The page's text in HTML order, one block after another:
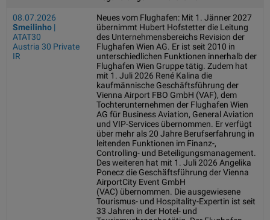
08.07.2026
Smeilinho |
ATAT30
Austria 30 Private
IR
Neues vom Flughafen: Mit 1. Jänner 2027
übernimmt Hubert Hofstetter die Leitung
des Unternehmensbereichs Revision der
Flughafen Wien AG. Er ist seit 2010 in
unterschiedlichen Funktionen innerhalb der
Flughafen Wien Gruppe tätig. Zudem hat
mit 1. Juli 2026 René Kalina die
kaufmännische Geschäftsführung der
Vienna Airport FBO GmbH (VAF), dem
Tochterunternehmen der Flughafen Wien
AG für Business Aviation, General Aviation
und VIP-Services übernommen. Er verfügt
über mehr als 20 Jahre Berufserfahrung in
leitenden Funktionen im Finanz-,
Controlling- und Beteiligungsmanagement.
Des weiteren hat mit 1. Juli 2026 Angelika
Ponecz die Geschäftsführung der Vienna
AirportCity Event GmbH
(VAC) übernommen. Die ausgewiesene
Tourismus- und Hospitality-Expertin ist seit
33 Jahren in der Hotel- und